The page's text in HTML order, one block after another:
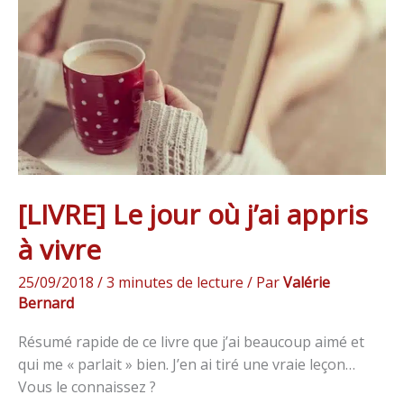
[LIVRE] Le jour où j’ai appris
à vivre
25/09/2018 /3 minutes de lecture / ParValérie
Bernard
Résumé rapide de ce livre que j’ai beaucoup aimé et
qui me « parlait » bien. J’en ai tiré une vraie leçon…
Vous le connaissez ?
j’ai
appris
vivre